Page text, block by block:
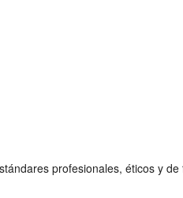
profesionales, éticos y